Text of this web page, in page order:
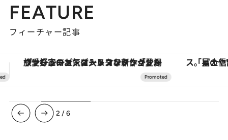
FEATURE
フィーチャー記事
「星のや富士」でデジタルデトックス。冨士信仰の歴史を辿り、心身を調える。
3 /6